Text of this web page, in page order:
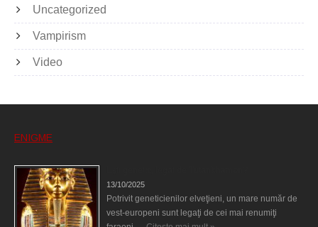
Uncategorized
Vampirism
Video
ENIGME
13/10/2025
Potrivit geneticienilor elveţieni, un mare număr de
vest-europeni sunt legaţi de cei mai renumiţi